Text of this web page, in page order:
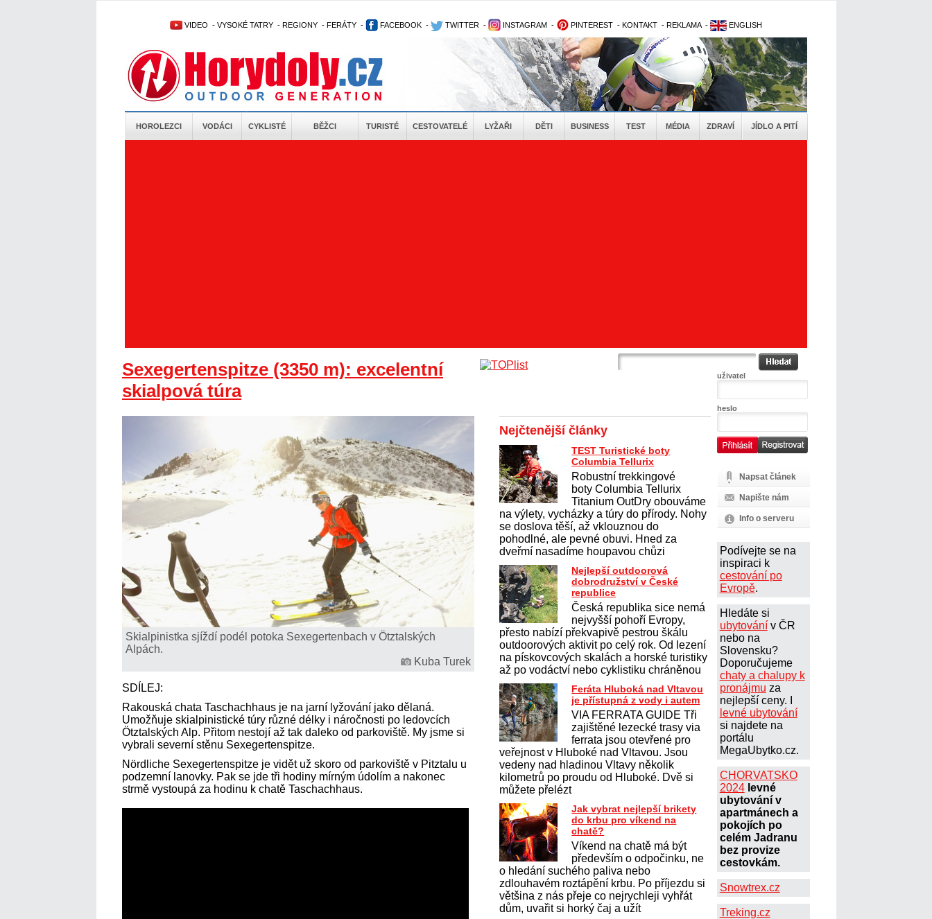
VIDEO - VYSOKÉ TATRY - REGIONY - FERÁTY - FACEBOOK - TWITTER - INSTAGRAM - PINTEREST - KONTAKT - REKLAMA - ENGLISH
HOROLEZCI VODÁCI CYKLISTÉ BĚŽCI TURISTÉ CESTOVATELÉ LYŽAŘI DĚTI BUSINESS TEST MÉDIA ZDRAVÍ JÍDLO A PITÍ
Sexegertenspitze (3350 m): excelentní
skialpová túra
Skialpinistka sjíždí podél potoka Sexegertenbach v Ötztalských
Alpách.
Kuba Turek
SDÍLEJ:
Rakouská chata Taschachhaus je na jarní lyžování jako dělaná.
Umožňuje skialpinistické túry různé délky i náročnosti po ledovcích
Ötztalských Alp. Přitom nestojí až tak daleko od parkoviště. My jsme si
vybrali severní stěnu Sexegertenspitze.
Nördliche Sexegertenspitze je vidět už skoro od parkoviště v Pitztalu u
podzemní lanovky. Pak se jde tři hodiny mírným údolím a nakonec
strmě vystoupá za hodinu k chatě Taschachhaus.
uživatel
heslo
Napsat článek
Napište nám
Info o serveru
Podívejte se na
inspiraci k
cestování po
Evropě.
Hledáte si
ubytovánív ČR
nebo na
Slovensku?
Doporučujeme
chaty a chalupy k
pronájmu za
nejlepší ceny. I
levné ubytování
si najdete na
portálu
MegaUbytko.cz.
CHORVATSKO
2024 levné
ubytování v
apartmánech a
pokojích po
celém Jadranu
bez provize
cestovkám.
Snowtrex.cz
Treking.cz
Nejčtenější články
TEST Turistické boty
Columbia Tellurix
Robustní trekkingové
boty Columbia Tellurix
Titanium OutDry obouváme
na výlety, vycházky a túry do přírody. Nohy
se doslova těší, až vklouznou do
pohodlné, ale pevné obuvi. Hned za
dveřmí nasadíme houpavou chůzi
Nejlepší outdoorová
dobrodružství v České
republice
Česká republika sice nemá
nejvyšší pohoří Evropy,
přesto nabízí překvapivě pestrou škálu
outdoorových aktivit po celý rok. Od lezení
na pískovcových skalách a horské turistiky
až po vodáctví nebo cyklistiku chráněnou
Feráta Hluboká nad Vltavou
je přístupná z vody i autem
VIA FERRATA GUIDE Tři
zajištěné lezecké trasy via
ferrata jsou otevřené pro
veřejnost v Hluboké nad Vltavou. Jsou
vedeny nad hladinou Vltavy několik
kilometrů po proudu od Hluboké. Dvě si
můžete přelézt
Jak vybrat nejlepší brikety
do krbu pro víkend na
chatě?
Víkend na chatě má být
především o odpočinku, ne
o hledání suchého paliva nebo
zdlouhavém roztápění krbu. Po příjezdu si
většina z nás přeje co nejrychleji vyhřát
dům, uvařit si horký čaj a užít